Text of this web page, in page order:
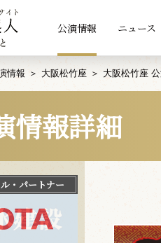
公演情報 ニュース
情報 大阪松竹座 大阪松竹座
情報詳細
・パートナー